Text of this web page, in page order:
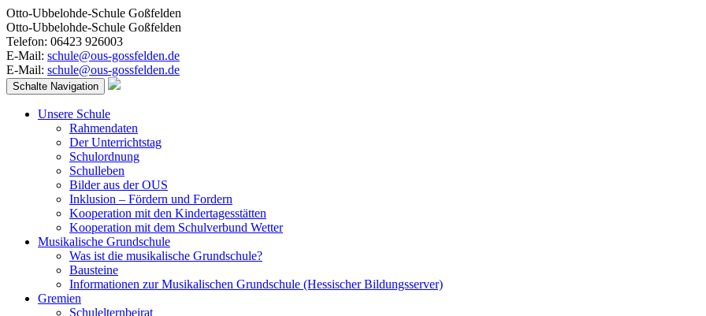
Otto-Ubbelohde-Schule Goßfelden
Otto-Ubbelohde-Schule Goßfelden
Telefon: 06423 926003
E-Mail: schule@ous-gossfelden.de
E-Mail: schule@ous-gossfelden.de
Schalte Navigation
Unsere Schule
Rahmendaten
Der Unterrichtstag
Schulordnung
Schulleben
Bilder aus der OUS
Inklusion – Fördern und Fordern
Kooperation mit den Kindertagesstätten
Kooperation mit dem Schulverbund Wetter
Musikalische Grundschule
Was ist die musikalische Grundschule?
Bausteine
Informationen zur Musikalischen Grundschule (Hessischer Bildungsserver)
Gremien
Schulelternbeirat